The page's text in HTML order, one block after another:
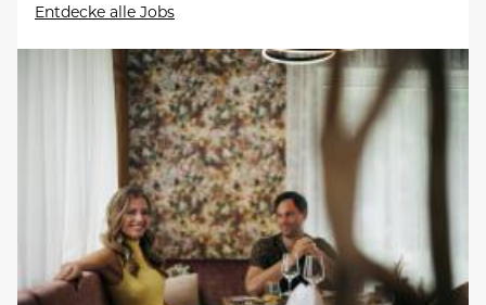
Entdecke alle Jobs